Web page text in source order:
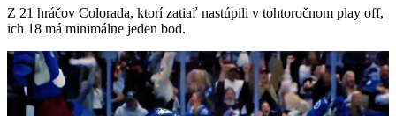
Z 21 hráčov Colorada, ktorí zatiaľ nastúpili v tohtoročnom play off,
ich 18 má minimálne jeden bod.